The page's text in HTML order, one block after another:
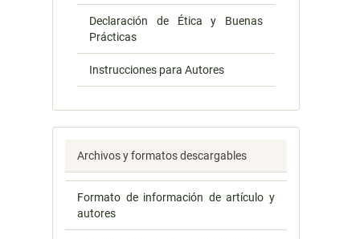
Declaración de Ética y Buenas
Prácticas
Instrucciones para Autores
Archivos y formatos descargables
Formato de información de artículo y
autores